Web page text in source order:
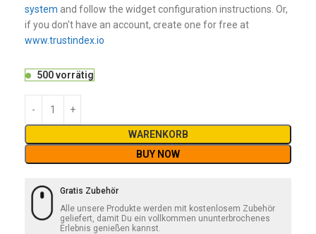
system and follow the widget configuration instructions. Or,
if you don't have an account, create one for free at
www.trustindex.io
500 vorrätig
WARENKORB
BUY NOW
Gratis Zubehör
Alle unsere Produkte werden mit kostenlosem Zubehör
geliefert, damit Du ein vollkommen ununterbrochenes
Erlebnis genießen kannst.